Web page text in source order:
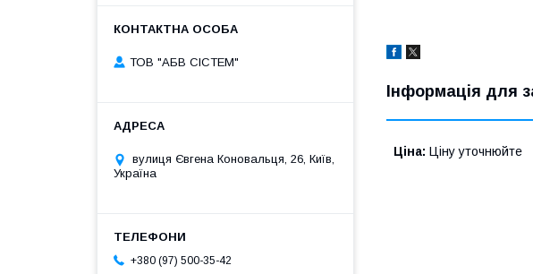
Інформація для
Ціна: Ціну уточнюйте
ТОВ "АБВ СІСТЕМ"
вулиця Євгена Коновальця, 26, Київ,
Україна
+380 (97) 500-35-42